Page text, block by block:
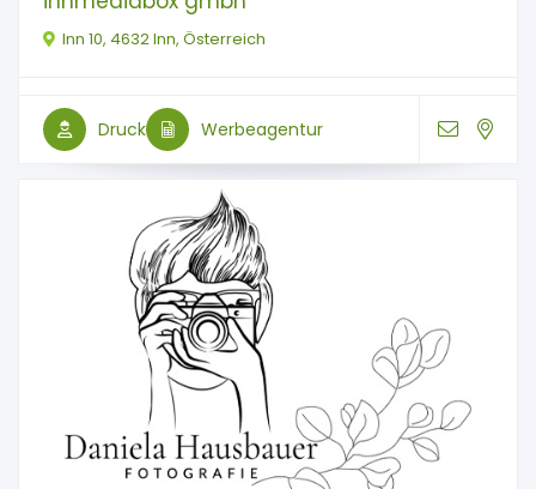
Inn 10, 4632 Inn, Österreich
Druck Werbeagentur